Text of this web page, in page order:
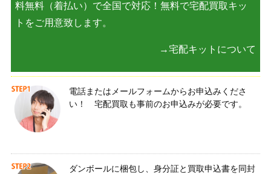
料無料（着払い）で全国で対応！無料で宅配買取キッ
トをご用意致します。
→宅配キットについて
電話またはメールフォームからお申込みくださ
い！ 宅配買取も事前のお申込みが必要です。
ダンボールに梱包し、身分証と買取申込書を同封